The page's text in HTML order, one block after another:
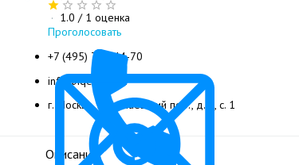
· 1.0 / 1 оценка
Проголосовать
+7 (495) 787-44-70
info@iqestate.ru
г. Москва, Ермолаевский пер., д. 5, с. 1
Описание